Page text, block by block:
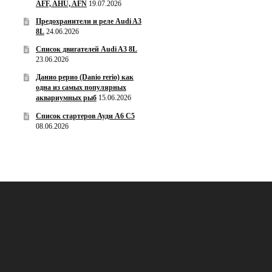
AFF, AHU, AFN 19.07.2026
Предохранители и реле Audi A3
8L 24.06.2026
Список двигателей Audi A3 8L
23.06.2026
Данио рерио (Danio rerio) как
одна из самых популярных
аквариумных рыб 15.06.2026
Список стартеров Ауди А6 С5
08.06.2026